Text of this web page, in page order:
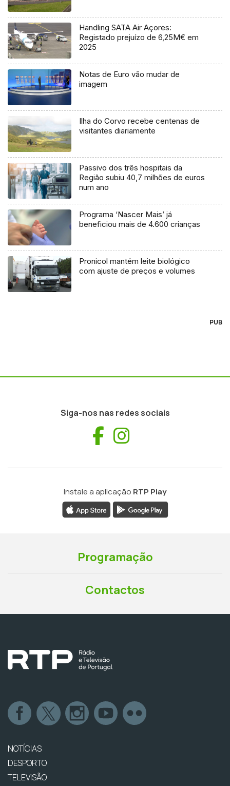
Handling SATA Air Açores:
Registado prejuízo de 6,25M€ em
2025
Notas de Euro vão mudar de
imagem
Ilha do Corvo recebe centenas de
visitantes diariamente
Passivo dos três hospitais da
Região subiu 40,7 milhões de euros
num ano
Programa ‘Nascer Mais’ já
beneficiou mais de 4.600 crianças
Pronicol mantém leite biológico
com ajuste de preços e volumes
PUB
Siga-nos nas redes sociais
Facebook
Instale a aplicação RTP Play
Programação
Contactos
NOTÍCIAS
DESPORTO
TELEVISÃO